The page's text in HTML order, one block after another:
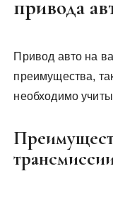
привода
Привод авто на
преимущества,
необходимо